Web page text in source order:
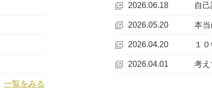
一覧をみる
2026.06.18 自
2026.05.20 本当
2026.04.20 １
2026.04.01 考え